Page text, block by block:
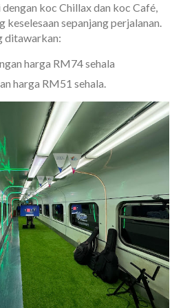
koc Chillax dan koc Café,
keselesaan sepanjang perjalanan.
ditawarkan:
harga RM74 sehala
harga RM51 sehala.